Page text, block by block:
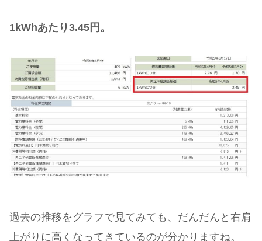
1kWhあたり3.45円。
過去の推移をグラフで見てみても、だんだんと右肩
上がりに高くなってきているのが分かりますね。